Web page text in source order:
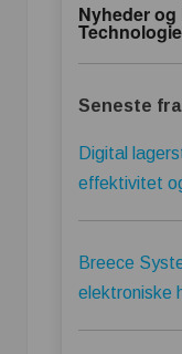
Nyheder
Seneste
Digital
effektivitet
Breece
elektroniske